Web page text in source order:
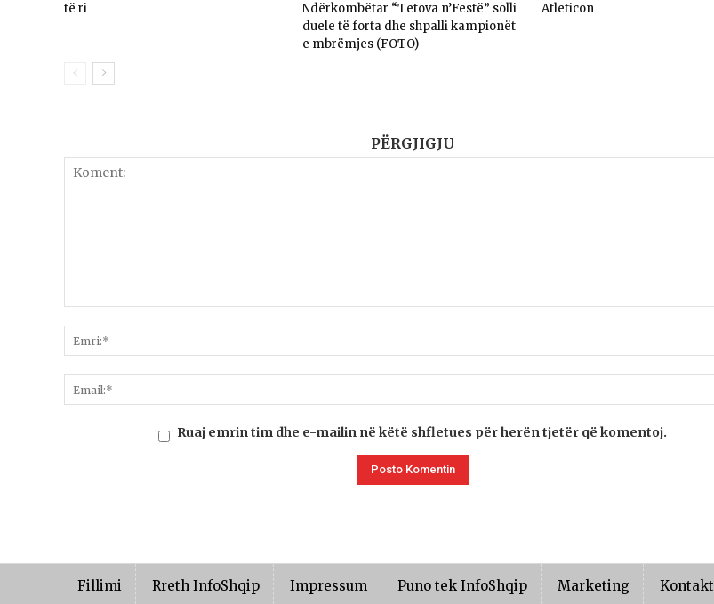
të ri
Ndërkombëtar “Tetova n’Festë” solli
duele të forta dhe shpalli kampionët
e mbrëmjes (FOTO)
Atleticon
PËRGJIGJU
Ruaj emrin tim dhe e-mailin në këtë shfletues për herën tjetër që komentoj.
Fillimi Rreth InfoShqip Impressum Puno tek InfoShqip Marketing Kontakt